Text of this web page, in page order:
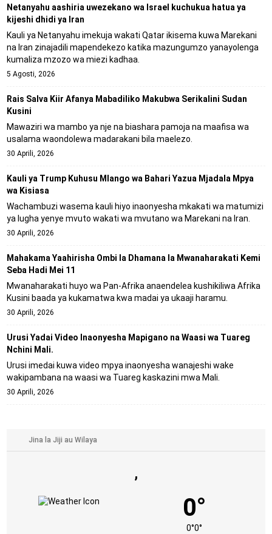
Netanyahu aashiria uwezekano wa Israel kuchukua hatua ya
kijeshi dhidi ya Iran
Kauli ya Netanyahu imekuja wakati Qatar ikisema kuwa Marekani
na Iran zinajadili mapendekezo katika mazungumzo yanayolenga
kumaliza mzozo wa miezi kadhaa.
5 Agosti, 2026
Rais Salva Kiir Afanya Mabadiliko Makubwa Serikalini Sudan
Kusini
Mawaziri wa mambo ya nje na biashara pamoja na maafisa wa
usalama waondolewa madarakani bila maelezo.
30 Aprili, 2026
Kauli ya Trump Kuhusu Mlango wa Bahari Yazua Mjadala Mpya
wa Kisiasa
Wachambuzi wasema kauli hiyo inaonyesha mkakati wa matumizi
ya lugha yenye mvuto wakati wa mvutano wa Marekani na Iran.
30 Aprili, 2026
Mahakama Yaahirisha Ombi la Dhamana la Mwanaharakati Kemi
Seba Hadi Mei 11
Mwanaharakati huyo wa Pan-Afrika anaendelea kushikiliwa Afrika
Kusini baada ya kukamatwa kwa madai ya ukaaji haramu.
30 Aprili, 2026
Urusi Yadai Video Inaonyesha Mapigano na Waasi wa Tuareg
Nchini Mali.
Urusi imedai kuwa video mpya inaonyesha wanajeshi wake
wakipambana na waasi wa Tuareg kaskazini mwa Mali.
30 Aprili, 2026
,
0°
0°0°